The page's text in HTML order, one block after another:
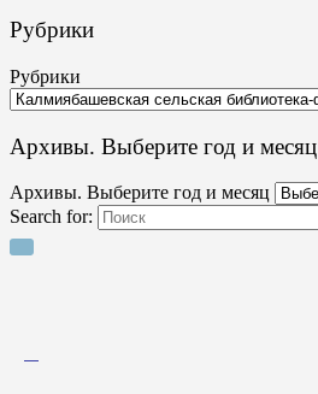
Рубрики
Рубрики
Архивы. Выберите год и месяц
Архивы. Выберите год и месяц
Search for: